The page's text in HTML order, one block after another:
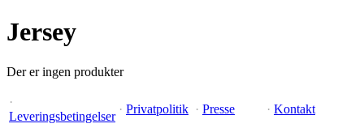
Jersey
Der er ingen produkter
·
Leveringsbetingelser
· Privatpolitik · Presse · Kontakt